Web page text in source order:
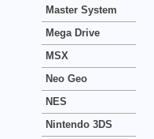
Master System
Mega Drive
MSX
Neo Geo
NES
Nintendo 3DS